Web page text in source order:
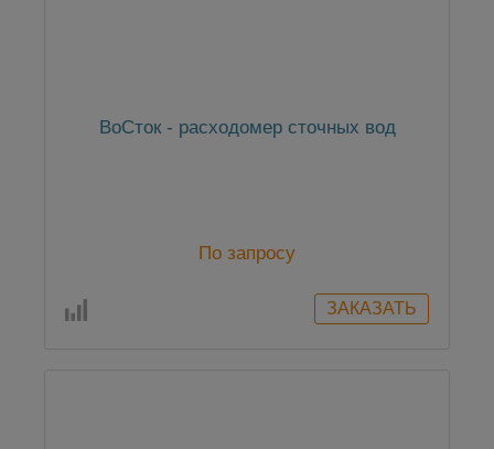
ВоСток - расходомер сточных вод
По запросу